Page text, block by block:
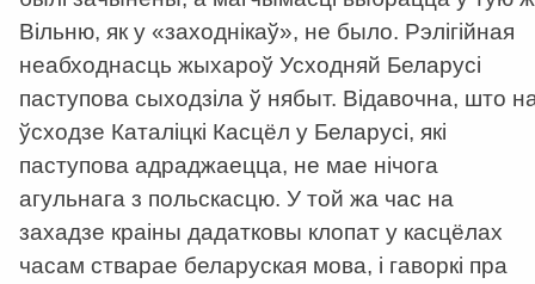
Вільню, як у «заходнікаў», не было. Рэлігійная
неабходнасць жыхароў Усходняй Беларусі
паступова сыходзіла ў нябыт. Відавочна, што
ўсходзе Каталіцкі Касцёл у Беларусі, які
паступова адраджаецца, не мае нічога
агульнага з польскасцю. У той жа час на
захадзе краіны дадатковы клопат у касцёлах
часам стварае беларуская мова, і гаворкі пра